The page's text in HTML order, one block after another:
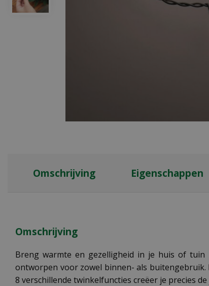
Omschrijving Eigenschappen
Omschrijving
Breng warmte en gezelligheid in je huis of tuin
ontworpen voor zowel binnen- als
8 verschillende twinkelfuncties creëer je precies